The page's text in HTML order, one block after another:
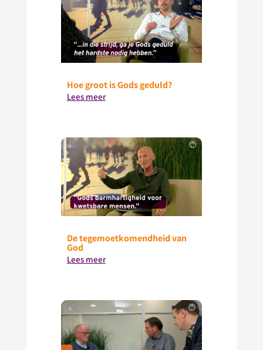
Hoe groot is Gods geduld?
Lees meer
De tegemoetkomendheid van
God
Lees meer